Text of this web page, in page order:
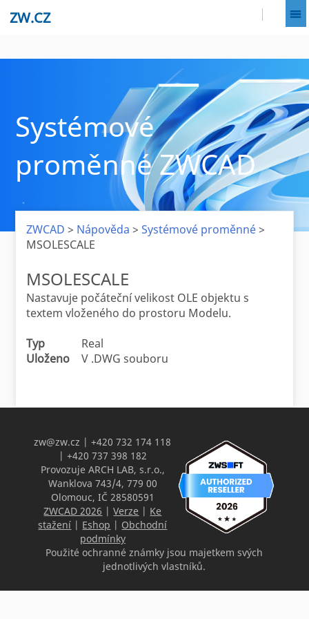
ZW.CZ
Systémové
proměnné ZWCAD
ZWCAD > Nápověda >Systémové proměnné>
MSOLESCALE
MSOLESCALE
Nastavuje počáteční velikost OLE objektu s
textem vloženého do prostoru Modelu.
Typ
Real
Uloženo
V .DWG souboru
zw@zw.cz | +420 732 174 118
| +420 737 398 182
Provozuje ARCH LAB, s.r.o.,
Wanklova 743/4, 779 00
Olomouc, IČ 28580591
ZWCAD 2026 |Verze | Ke
stažení | Eshop | Obchodní
podmínky
Použité ochranné známky jsou majetkem svých
jednotlivých vlastníků.